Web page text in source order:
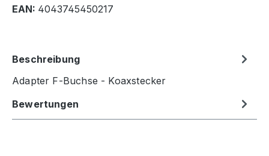
EAN: 4043745450217
Beschreibung
Adapter F-Buchse - Koaxstecker
Bewertungen